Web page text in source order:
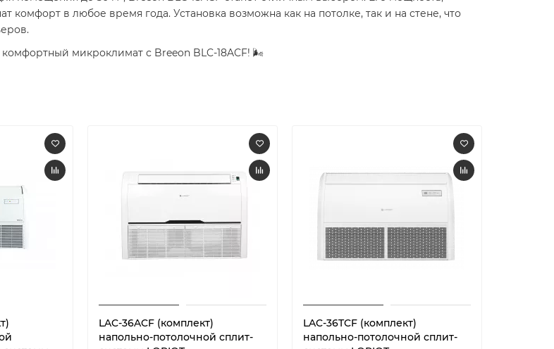
в любое время года. Установка возможна как на потолке, так и на стене, что
микроклимат с Breeon BLC-18ACF! 🌬️
LAC-36ACF (комплект)
напольно-потолочной сплит-
LAC-36TCF (комплект)
напольно-потолочной сплит-